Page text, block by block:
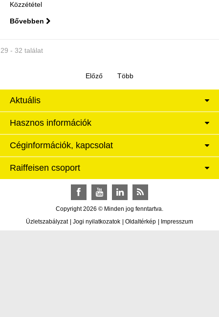
Közzététel
Bővebben
29 - 32 találat
Aktuális
Hasznos információk
Céginformációk, kapcsolat
Raiffeisen csoport
Copyright 2026 © Minden jog fenntartva.
FacebookYouTubeLinkedInRSS
Üzletszabályzat | Jogi nyilatkozatok | Oldaltérkép | Impresszum